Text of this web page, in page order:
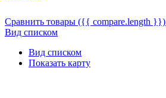
Сравнить товары ({{ compare.length }})
Вид списком
Вид списком
Показать карту